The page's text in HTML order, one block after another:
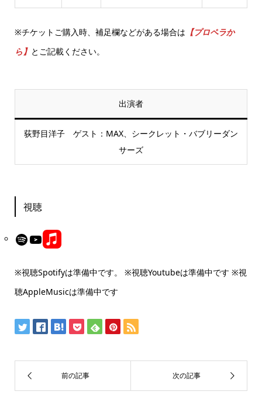
※チケットご購入時、補足欄などがある場合は 【プロペラか
ら】 とご記載ください。
出演者
荻野目洋子 ゲスト：MAX、シークレット・バブリーダン
サーズ
視聴
SpotifyYouTube
Link
※視聴Spotifyは準備中です。 ※視聴Youtubeは準備中です ※視
聴AppleMusicは準備中です